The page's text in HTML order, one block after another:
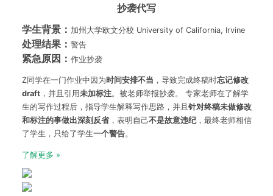
抄袭代写
学生背景： 加州大学欧文分校 University of California, Irvine
处理结果： 警告
紧急原因： 作业抄袭
Z同学在一门作业中因为时间安排不当 ，导致完成终稿时忘记修改
draft，并且引用未加标注。被老师举报抄袭。 专家老师在了解学
生的写作过程后，指导学生解释写作思路，并且 针对终稿未做修改
和标注的事做出深刻反省，表明自己不是故意违纪，最终老师相信
了学生，只给了学生一个警告。
了解更多 »